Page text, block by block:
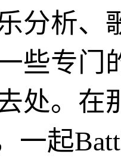
分析、
些专门
处。在
一起